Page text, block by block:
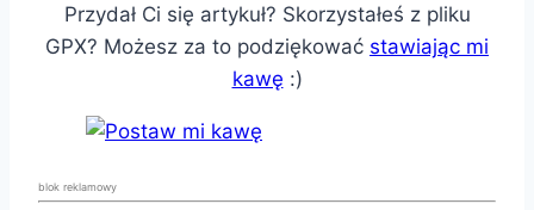
Przydał Ci się artykuł? Skorzystałeś z pliku
GPX? Możesz za to podziękować stawiając mi
kawę :)
blok reklamowy